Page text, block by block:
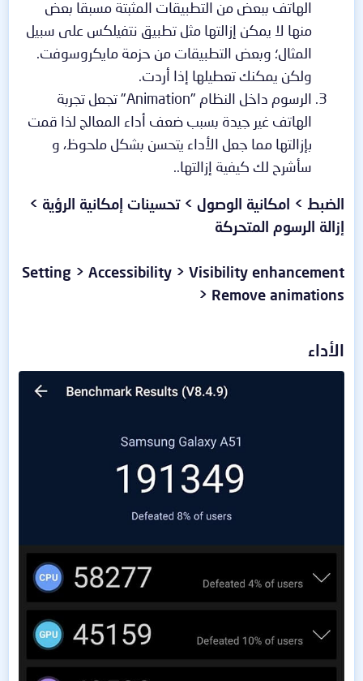
الهاتف ببعض من التطبيقات المثبتة مسبقا بعض
منها لا يمكن إزالتها مثل تطبيق نتفيلكس على سبيل
المثال؛ وبعض التطبيقات من حزمة مايكروسوفت.
ولكن يمكنك تعطيلها إذا أردت.
الرسوم داخل النظام "Animation" تجعل تجربة
الهاتف غير جيدة بسبب ضعف أداء المعالج لذا قمت
بإزالتها مما جعل الأداء يتحسن بشكل ملحوظ، و
سأشرح لك كيفية إزالتها..
الضبط > امكانية الوصول > تحسينات إمكانية الرؤية >
إزالة الرسوم المتحركة
Setting > Accessibility > Visibility enhancement
> Remove animations
الأداء​